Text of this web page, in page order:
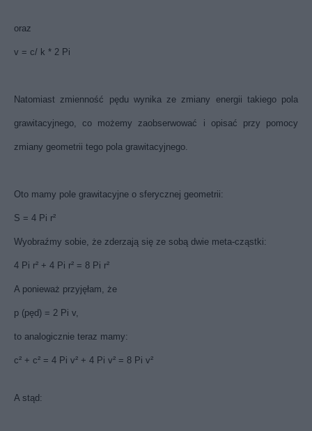
oraz
v = c/ k * 2 Pi
Natomiast zmienność pędu wynika ze zmiany energii takiego pola
grawitacyjnego, co możemy zaobserwować i opisać przy pomocy
zmiany geometrii tego pola grawitacyjnego.
Oto mamy pole grawitacyjne o sferycznej geometrii:
S = 4 Pi r²
Wyobraźmy sobie, że zderzają się ze sobą dwie meta-cząstki:
4 Pi r² + 4 Pi r² = 8 Pi r²
A ponieważ przyjęłam, że
p (pęd) = 2 Pi v,
to analogicznie teraz mamy:
c² + c² = 4 Pi v² + 4 Pi v² = 8 Pi v²
A stąd: